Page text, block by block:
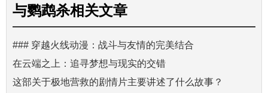
与鹦鹉杀相关文章
### 穿越火线动漫：战斗与友情的完美结合
在云端之上：追寻梦想与现实的交错
这部关于极地营救的剧情片主要讲述了什么故事？